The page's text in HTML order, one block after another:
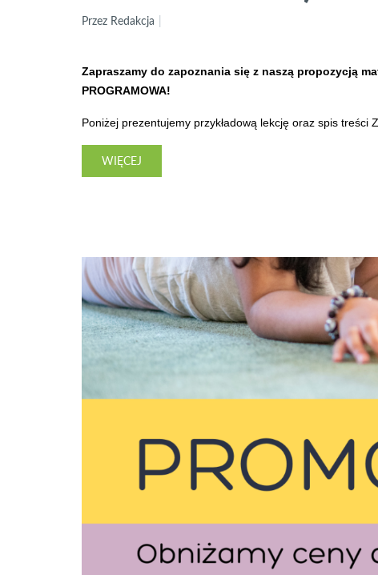
Przez Redakcja
Zapraszamy do zapoznania się z naszą propozycją
PROGRAMOWA!
Poniżej prezentujemy przykładową lekcję oraz spis treści
WIĘCEJ